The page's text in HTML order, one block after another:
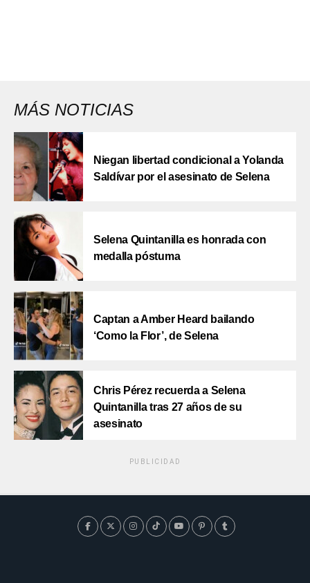
MÁS NOTICIAS
Niegan libertad condicional a Yolanda
Saldívar por el asesinato de Selena
Selena Quintanilla es honrada con
medalla póstuma
Captan a Amber Heard bailando
‘Como la Flor’, de Selena
Chris Pérez recuerda a Selena
Quintanilla tras 27 años de su
asesinato
PUBLICIDAD